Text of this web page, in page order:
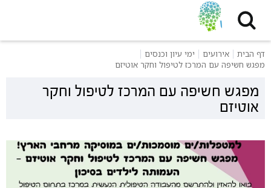
דף הבית אירועים
ימי עיון וכנסים
מפגש חשיפה עם המרכז לטיפול וחקר אוטיזם
מפגש חשיפה עם המרכז לטיפול וחקר
אוטיזם